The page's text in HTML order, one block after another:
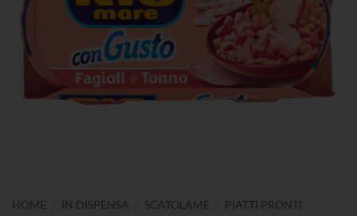
HOME IN DISPENSA SCATOLAME PIATTI PRONTI